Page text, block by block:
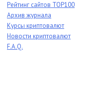
Рейтинг сайтов TOP100
Архив журнала
Курсы криптовалют
Новости криптовалют
F.A.Q.